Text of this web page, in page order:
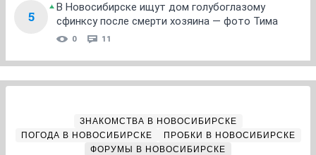
5
В Новосибирске ищут дом голубоглазому
сфинксу после смерти хозяина — фото Тима
0 11
ЗНАКОМСТВА В НОВОСИБИРСКЕ
ПОГОДА В НОВОСИБИРСКЕ
ПРОБКИ В НОВОСИБИРСКЕ
ФОРУМЫ В НОВОСИБИРСКЕ